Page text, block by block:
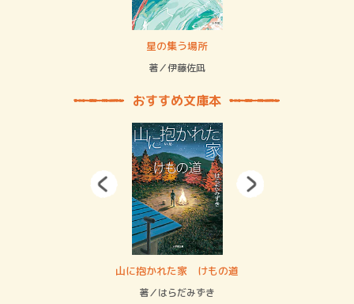
星の集う場所
著／伊藤佐凪
おすすめ文庫本
山に抱かれた家 けもの道
著／はらだみずき